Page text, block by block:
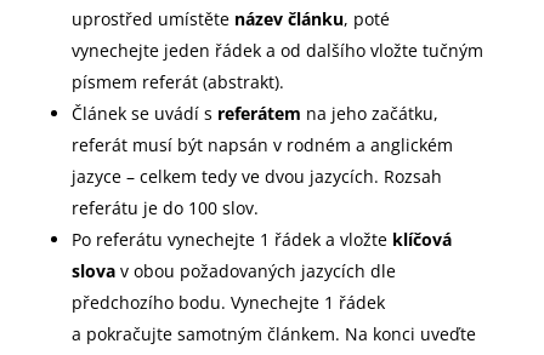
uprostřed umístěte název článku, poté
vynechejte jeden řádek a od dalšího vložte tučným
písmem referát (abstrakt).
Článek se uvádí s referátem na jeho začátku,
referát musí být napsán v rodném a anglickém
jazyce – celkem tedy ve dvou jazycích. Rozsah
referátu je do 100 slov.
Po referátu vynechejte 1 řádek a vložte klíčová
slovav obou požadovaných jazycích dle
předchozího bodu. Vynechejte 1 řádek
a pokračujte samotným článkem. Na konci uveďte